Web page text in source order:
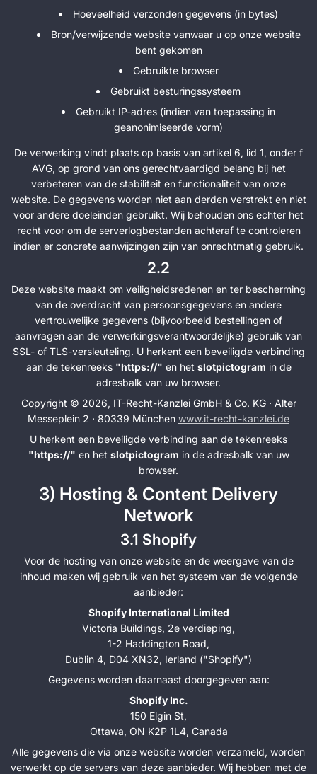
Hoeveelheid verzonden gegevens (in bytes)
Bron/verwijzende website vanwaar u op onze website
bent gekomen
Gebruikte browser
Gebruikt besturingssysteem
Gebruikt IP-adres (indien van toepassing in
geanonimiseerde vorm)
De verwerking vindt plaats op basis van artikel 6, lid 1, onder f
AVG, op grond van ons gerechtvaardigd belang bij het
verbeteren van de stabiliteit en functionaliteit van onze
website. De gegevens worden niet aan derden verstrekt en niet
voor andere doeleinden gebruikt. Wij behouden ons echter het
recht voor om de serverlogbestanden achteraf te controleren
indien er concrete aanwijzingen zijn van onrechtmatig gebruik.
2.2
Deze website maakt om veiligheidsredenen en ter bescherming
van de overdracht van persoonsgegevens en andere
vertrouwelijke gegevens (bijvoorbeeld bestellingen of
aanvragen aan de verwerkingsverantwoordelijke) gebruik van
SSL- of TLS-versleuteling. U herkent een beveiligde verbinding
aan de tekenreeks "https://" en het slotpictogram in de
adresbalk van uw browser.
Copyright © 2026, IT-Recht-Kanzlei GmbH & Co. KG · Alter
Messeplein 2 · 80339 München www.it-recht-kanzlei.de
U herkent een beveiligde verbinding aan de tekenreeks
"https://" en het slotpictogram in de adresbalk van uw
browser.
3) Hosting & Content Delivery
Network
3.1 Shopify
Voor de hosting van onze website en de weergave van de
inhoud maken wij gebruik van het systeem van de volgende
aanbieder:
Shopify International Limited
Victoria Buildings, 2e verdieping,
1-2 Haddington Road,
Dublin 4, D04 XN32, Ierland ("Shopify")
Gegevens worden daarnaast doorgegeven aan:
Shopify Inc.
150 Elgin St,
Ottawa, ON K2P 1L4, Canada
Alle gegevens die via onze website worden verzameld, worden
verwerkt op de servers van deze aanbieder. Wij hebben met de